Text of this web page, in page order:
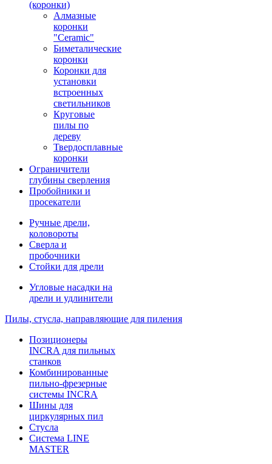
(коронки)
Алмазные
коронки
"Ceramic"
Биметалические
коронки
Коронки для
установки
встроенных
светильников
Круговые
пилы по
дереву
Твердосплавные
коронки
Ограничители
глубины сверления
Пробойники и
просекатели
Ручные дрели,
коловороты
Сверла и
пробочники
Стойки для дрели
Угловые насадки на
дрели и удлинители
Пилы, стусла, направляющие для пиления
Позиционеры
INCRA для пильных
станков
Комбинированные
пильно-фрезерные
системы INCRA
Шины для
циркулярных пил
Стусла
Система LINE
MASTER